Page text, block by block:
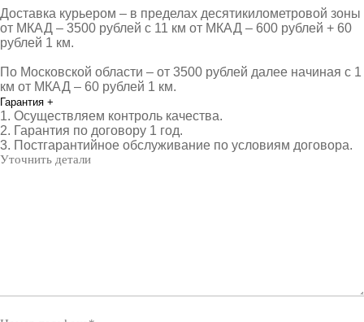
Доставка курьером – в пределах десятикилометровой зоны
от МКАД – 3500 рублей с 11 км от МКАД – 600 рублей + 60
рублей 1 км.
По Московской области – от 3500 рублей далее начиная с 1
км от МКАД – 60 рублей 1 км.
Гарантия +
1. Осуществляем контроль качества.
2. Гарантия по договору 1 год.
3. Постгарантийное обслуживание по условиям договора.